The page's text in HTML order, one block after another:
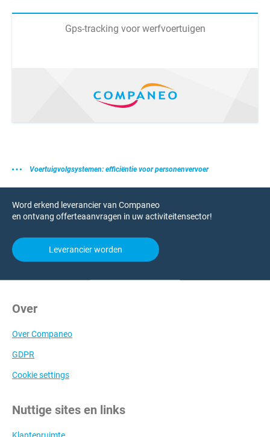
Gps-tracking voor werfvoertuigen
Voertuigvolgsystemen: efficiëntie voor personenvervoer
Word erkend leverancier van Companeo
en ontvang offerteaanvragen in uw activiteitensector!
Leverancier worden
Over
Over Companeo
GDPR
Cookie settings
Nuttige sites en links